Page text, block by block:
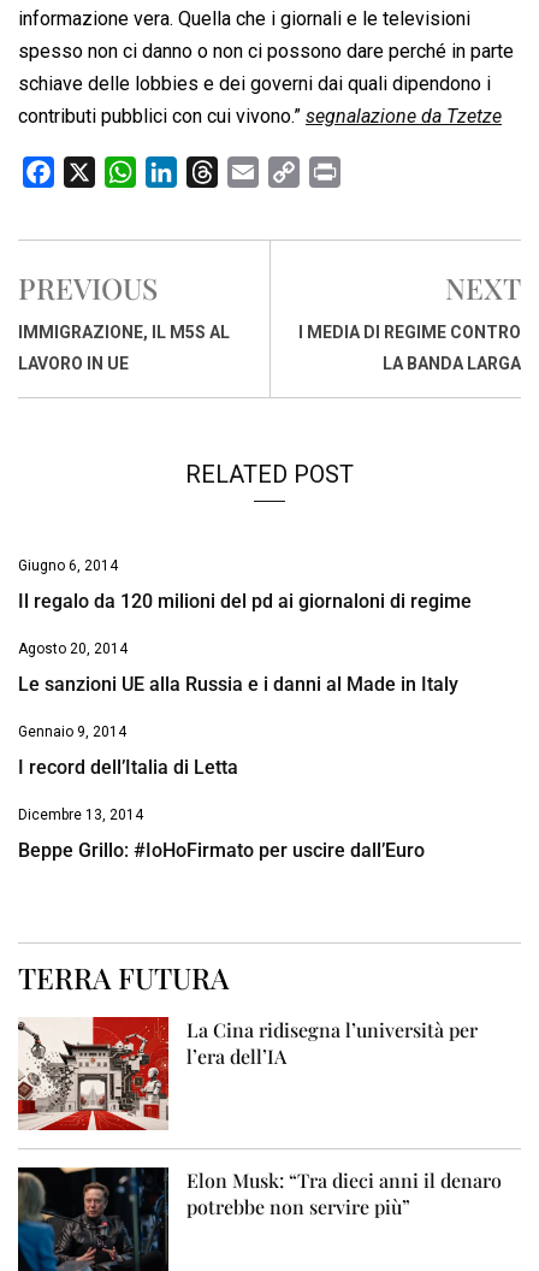
informazione vera. Quella che i giornali e le televisioni
spesso non ci danno o non ci possono dare perché in parte
schiave delle lobbies e dei governi dai quali dipendono i
contributi pubblici con cui vivono.” segnalazione da Tzetze
c
b
o
o
W
a
s
A
n
d
r
d
a
p
i
i
PREVIOUS
IMMIGRAZIONE, IL M5S AL
LAVORO IN UE
NEXT
I MEDIA DI REGIME CONTRO
LA BANDA LARGA
RELATED POST
Giugno 6, 2014
Il regalo da 120 milioni del pd ai giornaloni di regime
Agosto 20, 2014
Le sanzioni UE alla Russia e i danni al Made in Italy
Gennaio 9, 2014
I record dell’Italia di Letta
Dicembre 13, 2014
Beppe Grillo: #IoHoFirmato per uscire dall’Euro
TERRA FUTURA
La Cina ridisegna l’università per
l’era dell’IA
Elon Musk: “Tra dieci anni il denaro
potrebbe non servire più”